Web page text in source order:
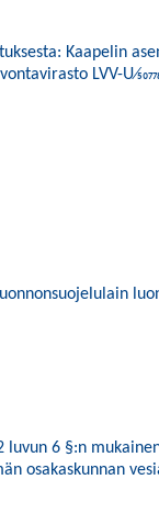
Kaapelin
LVV-
luonnonsuojelulain
2 luvun 6 §:n
osakaskunnan